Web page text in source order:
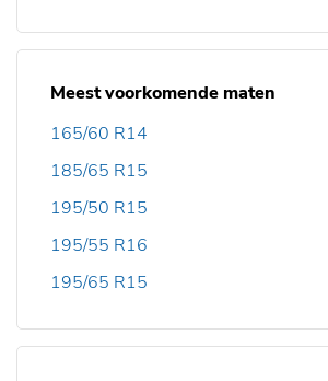
Meest voorkomende maten
165/60 R14
185/65 R15
195/50 R15
195/55 R16
195/65 R15